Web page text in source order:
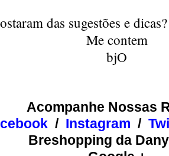
das sugestões e
Me contem
bjO
Acompanhe Nossas
/ Instagram /
Breshopping da